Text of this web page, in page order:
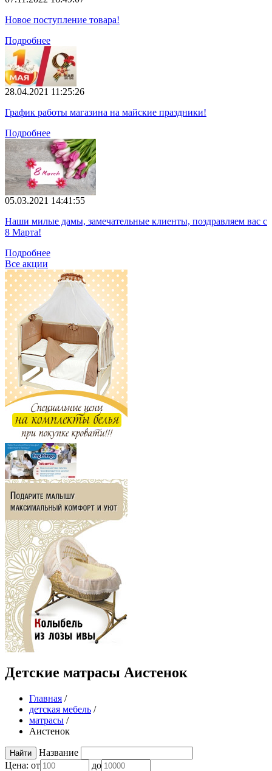
Новое поступление товара!
Подробнее
28.04.2021 11:25:26
График работы магазина на майские праздники!
Подробнее
05.03.2021 14:41:55
Наши милые дамы, замечательные клиенты, поздравляем вас с
8 Марта!
Подробнее
Все акции
Детские матрасы Аистенок
Главная /
детская мебель /
матрасы /
Аистенок
Название
Цена: от до